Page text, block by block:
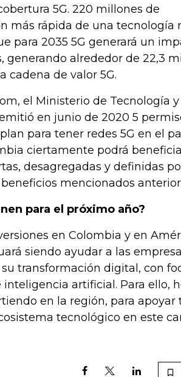
5G. 220 millones de
más rápida de una tecnología
para 2035 5G generará un
generando alrededor de 22,3
cadena de valor 5G.
el Ministerio de Tecnología y
en junio de 2020 5
para tener redes 5G en el
ciertamente podrá
desagregadas y definidas
mencionados
para el próximo año?
en Colombia y en
siendo ayudar a las
transformación digital, con
artificial. Para ello,
en la región, para apoyar
tecnológico en este